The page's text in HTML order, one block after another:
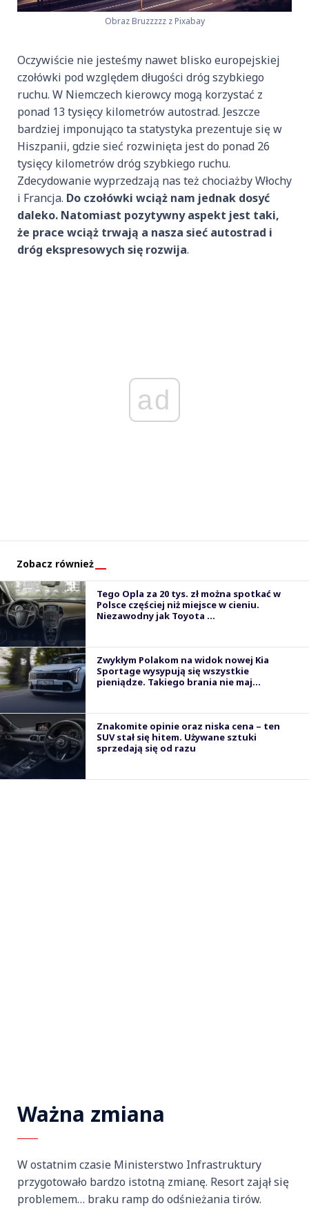
Obraz Bruzzzzz z Pixabay
Oczywiście nie jesteśmy nawet blisko europejskiej
czołówki pod względem długości dróg szybkiego
ruchu. W Niemczech kierowcy mogą korzystać z
ponad 13 tysięcy kilometrów autostrad. Jeszcze
bardziej imponująco ta statystyka prezentuje się w
Hiszpanii, gdzie sieć rozwinięta jest do ponad 26
tysięcy kilometrów dróg szybkiego ruchu.
Zdecydowanie wyprzedzają nas też chociażby Włochy
i Francja. Do czołówki wciąż nam jednak dosyć
daleko. Natomiast pozytywny aspekt jest taki,
że prace wciąż trwają a nasza sieć autostrad i
dróg ekspresowych się rozwija.
ad
Zobacz również
Tego Opla za 20 tys. zł można spotkać w
Polsce częściej niż miejsce w cieniu.
Niezawodny jak Toyota ...
Zwykłym Polakom na widok nowej Kia
Sportage wysypują się wszystkie
pieniądze. Takiego brania nie maj...
Znakomite opinie oraz niska cena – ten
SUV stał się hitem. Używane sztuki
sprzedają się od razu
Ważna zmiana
W ostatnim czasie Ministerstwo Infrastruktury
przygotowało bardzo istotną zmianę. Resort zajął się
problemem… braku ramp do odśnieżania tirów.